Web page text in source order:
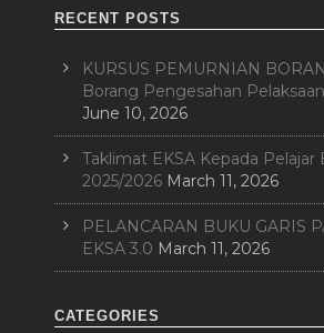
RECENT POSTS
KURSUS PEMURNIAN
Borang Pengesahan
June 10, 2026
Taklimat EKSA Kepada Pelajar
2025/2026 March 11, 2026
PELANCARAN BUKU GARIS
EKSA 3.0 March 11, 2026
CATEGORIES